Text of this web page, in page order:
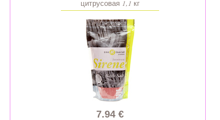
цитрусовая 1,1 кг
7.94 €